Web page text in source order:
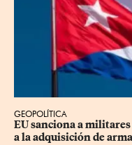
GEOPOLÍTICA
EU sanciona a
a la adquisición de